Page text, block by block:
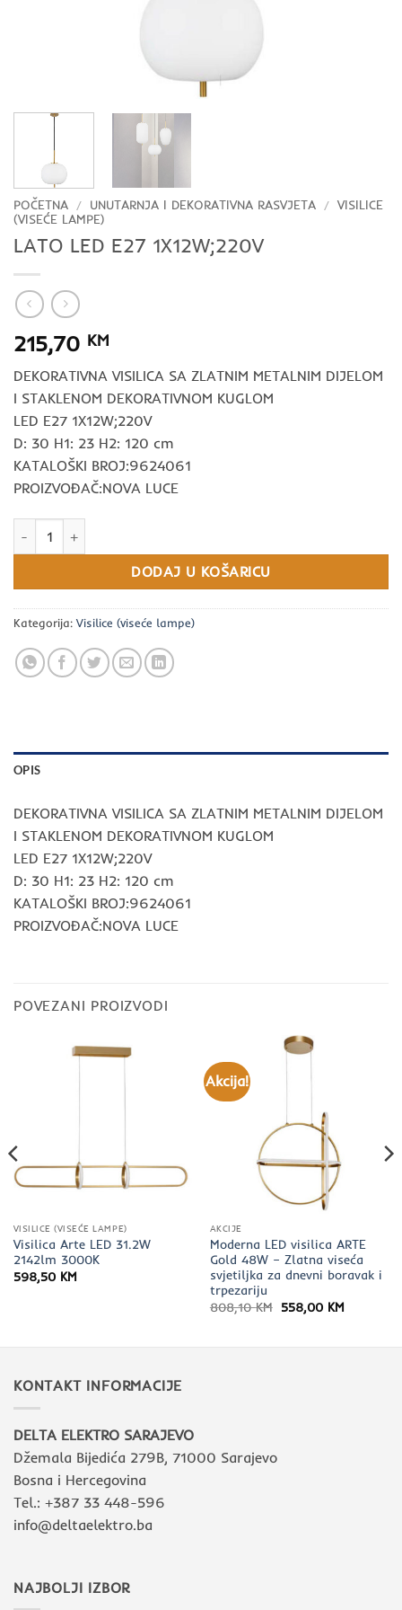
POČETNA / UNUTARNJA I DEKORATIVNA RASVJETA / VISILICE
(VISEĆE LAMPE)
LATO LED E27 1X12W;220V
215,70 KM
DEKORATIVNA VISILICA SA ZLATNIM METALNIM DIJELOM
I STAKLENOM DEKORATIVNOM KUGLOM
LED E27 1X12W;220V
D: 30 H1: 23 H2: 120 cm
KATALOŠKI BROJ:9624061
PROIZVOĐAČ:NOVA LUCE
DODAJ U KOŠARICU
Kategorija: Visilice (viseće lampe)
OPIS
DEKORATIVNA VISILICA SA ZLATNIM METALNIM DIJELOM
I STAKLENOM DEKORATIVNOM KUGLOM
LED E27 1X12W;220V
D: 30 H1: 23 H2: 120 cm
KATALOŠKI BROJ:9624061
PROIZVOĐAČ:NOVA LUCE
POVEZANI PROIZVODI
VISILICE (VISEĆE LAMPE)
Visilica Arte LED 31.2W
2142lm 3000K
598,50 KM
Akcija!
AKCIJE
Moderna LED visilica ARTE
Gold 48W – Zlatna viseća
svjetiljka za dnevni boravak i
trpezariju
808,10KM Izvorna
cijena
558,00 KMTrenutna
KONTAKT INFORMACIJE
DELTA ELEKTRO SARAJEVO
Džemala Bijedića 279B, 71000 Sarajevo
Bosna i Hercegovina
Tel.: +387 33 448-596
info@deltaelektro.ba
NAJBOLJI IZBOR